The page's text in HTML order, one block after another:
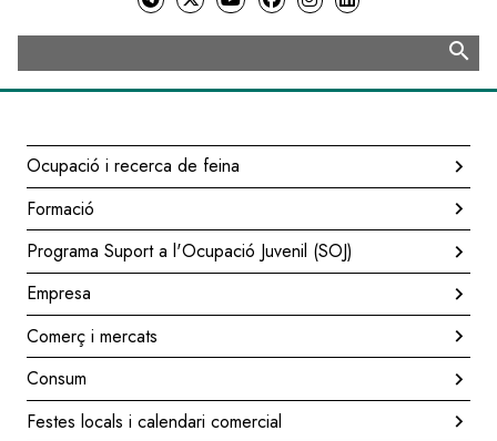
search
Navegació
principal
Ocupació i recerca de feina
Formació
Programa Suport a l'Ocupació Juvenil (SOJ)
Empresa
Comerç i mercats
Consum
Festes locals i calendari comercial